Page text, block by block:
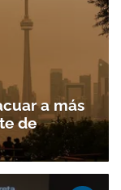
a más
de